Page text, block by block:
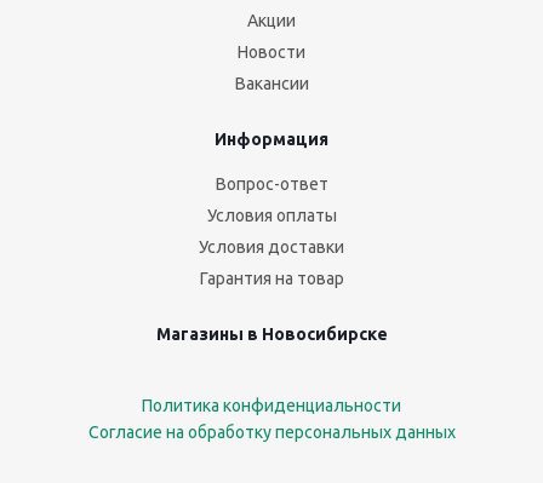
Акции
Новости
Вакансии
Информация
Вопрос-ответ
Условия оплаты
Условия доставки
Гарантия на товар
Магазины в Новосибирске
Политика конфиденциальности
Согласие на обработку персональных данных